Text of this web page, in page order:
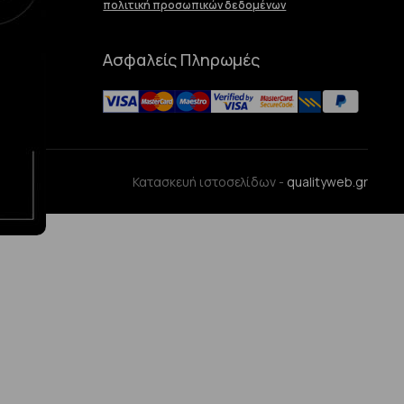
πολιτική προσωπικών δεδομένων
Ασφαλείς Πληρωμές
Κατασκευή ιστοσελίδων - qualityweb.gr